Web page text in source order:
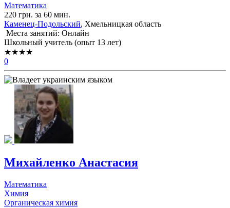
Математика
220 грн. за 60 мин.
Каменец-Подольский, Хмельницкая область
Места занятий: Онлайн
Школьный учитель (опыт 13 лет)
★★★★
0
Михайленко Анастасия
Математика
Химия
Органическая химия